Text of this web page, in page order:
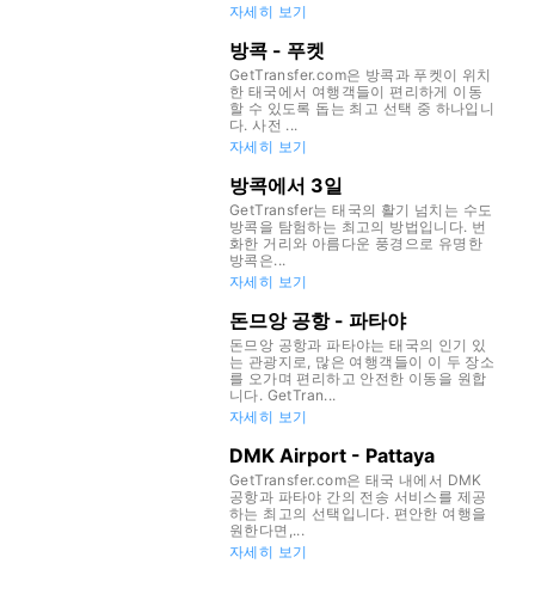
자세히 보기
방콕 - 푸켓
GetTransfer.com은 방콕과 푸켓이 위치
한 태국에서 여행객들이 편리하게 이동
할 수 있도록 돕는 최고 선택 중 하나입니
다. 사전 ...
자세히 보기
방콕에서 3일
GetTransfer는 태국의 활기 넘치는 수도
방콕을 탐험하는 최고의 방법입니다. 번
화한 거리와 아름다운 풍경으로 유명한
방콕은...
자세히 보기
돈므앙 공항 - 파타야
돈므앙 공항과 파타야는 태국의 인기 있
는 관광지로, 많은 여행객들이 이 두 장소
를 오가며 편리하고 안전한 이동을 원합
니다. GetTran...
자세히 보기
DMK Airport - Pattaya
GetTransfer.com은 태국 내에서 DMK
공항과 파타야 간의 전송 서비스를 제공
하는 최고의 선택입니다. 편안한 여행을
원한다면,...
자세히 보기